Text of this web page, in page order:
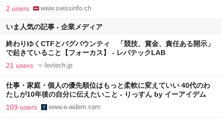
2 users www.swissinfo.ch
いま人気の記事 - 企業メディア
終わりゆくCTFとバグバウンティ 「競技、賞金、責任ある開示」
で起きていること【フォーカス】 - レバテックLAB
21 users levtech.jp
仕事・家庭・個人の優先順位はもっと柔軟に変えていい 40代のわ
たしが10年後の自分に伝えたいこと - りっすん by イーアイデム
109 users www.e-aidem.com